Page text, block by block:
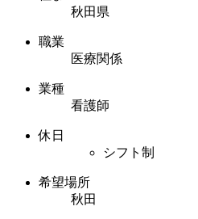
秋田県
職業
医療関係
業種
看護師
休日
シフト制
希望場所
秋田